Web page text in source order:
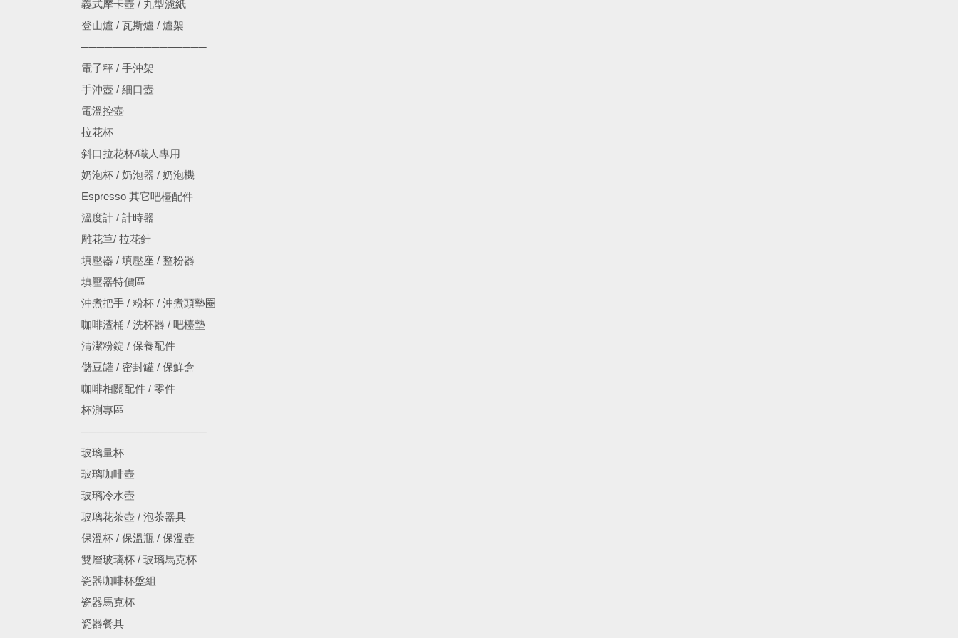
義式摩卡壺 / 丸型濾紙
登山爐 / 瓦斯爐 / 爐架
────────────────
電子秤 / 手沖架
手沖壺 / 細口壺
電溫控壺
拉花杯
斜口拉花杯/職人專用
奶泡杯 / 奶泡器 / 奶泡機
Espresso 其它吧檯配件
溫度計 / 計時器
雕花筆/ 拉花針
填壓器 / 填壓座 / 整粉器
填壓器特價區
沖煮把手 / 粉杯 / 沖煮頭墊圈
咖啡渣桶 / 洗杯器 / 吧檯墊
清潔粉錠 / 保養配件
儲豆罐 / 密封罐 / 保鮮盒
咖啡相關配件 / 零件
杯測專區
────────────────
玻璃量杯
玻璃咖啡壺
玻璃冷水壺
玻璃花茶壺 / 泡茶器具
保溫杯 / 保溫瓶 / 保溫壺
雙層玻璃杯 / 玻璃馬克杯
瓷器咖啡杯盤組
瓷器馬克杯
瓷器餐具